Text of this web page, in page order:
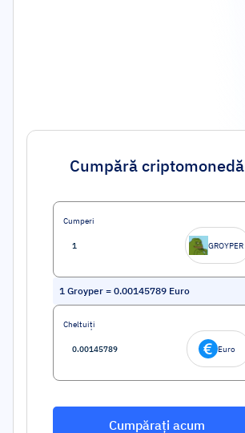
Cumpără criptomonedă
Cumperi
GROYPER
1 Groyper = 0.00145789 Euro
Cheltuiți
Euro
Cumpărați acum